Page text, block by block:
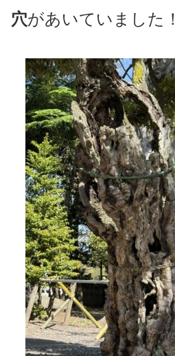
穴があいていました！